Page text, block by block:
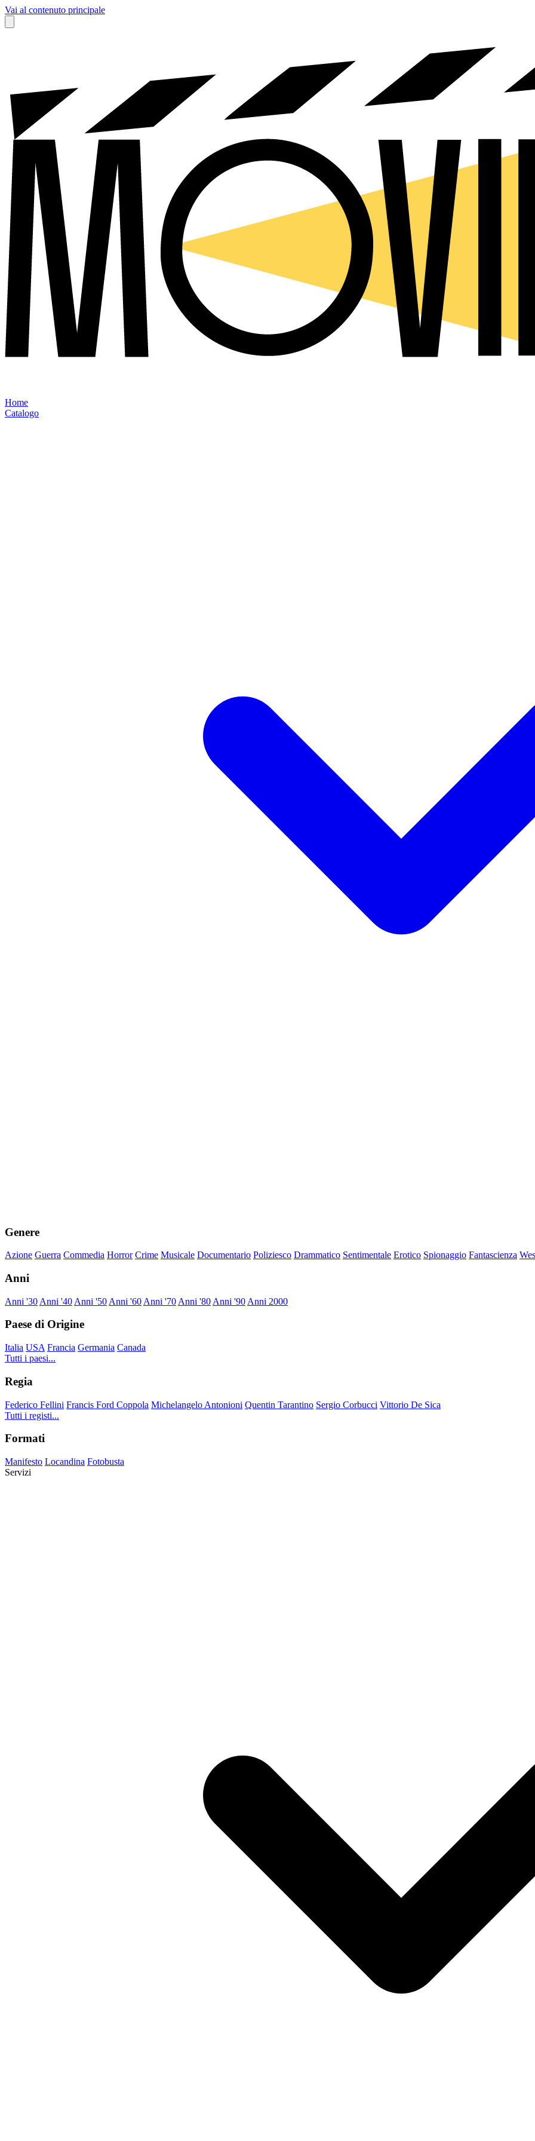
Vai al contenuto principale
Home
Catalogo
Genere
Azione Guerra Commedia Horror Crime Musicale Documentario Poliziesco Drammatico Sentimentale Erotico Spionaggio Fantascienza
Anni
Anni '30 Anni '40 Anni '50 Anni '60 Anni '70 Anni '80 Anni '90 Anni 2000
Paese di Origine
Italia USA Francia Germania Canada
Tutti i paesi...
Regia
Federico Fellini Francis Ford Coppola Michelangelo Antonioni Quentin Tarantino Sergio Corbucci Vittorio De Sica
Tutti i registi...
Formati
Manifesto Locandina Fotobusta
Servizi